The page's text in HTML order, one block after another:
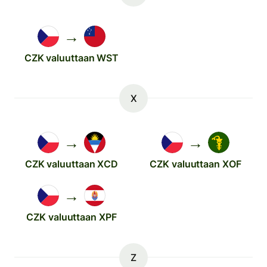
→
CZK valuuttaan WST
X
→
CZK valuuttaan XCD
→
CZK valuuttaan XOF
→
CZK valuuttaan XPF
Z